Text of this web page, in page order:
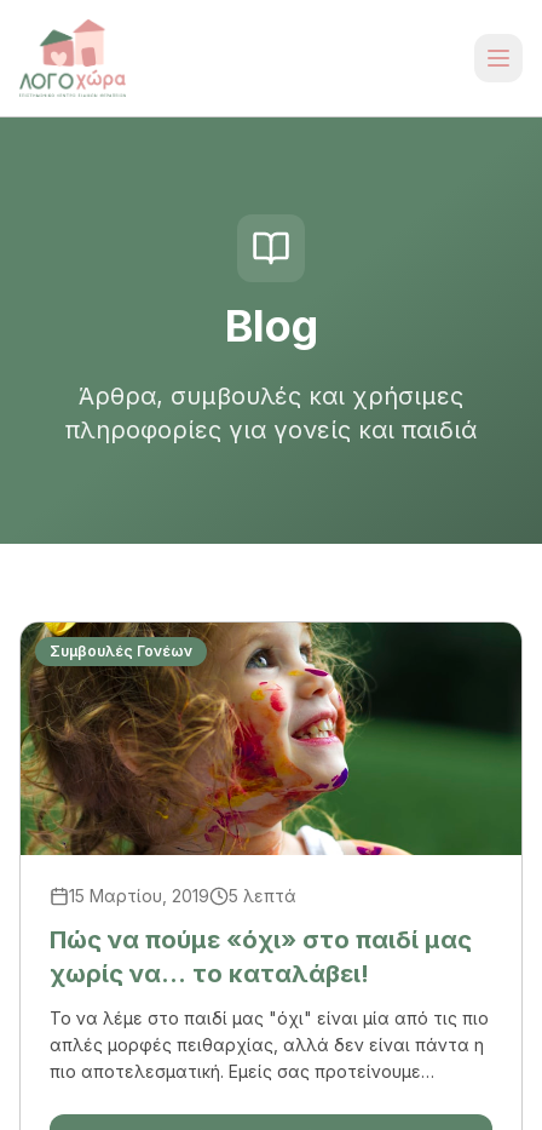
Blog
Άρθρα, συμβουλές και χρήσιμες
πληροφορίες για γονείς και παιδιά
Συμβουλές Γονέων
15 Μαρτίου, 2019 5 λεπτά
Πώς να πούμε «όχι» στο παιδί μας
χωρίς να… το καταλάβει!
Το να λέμε στο παιδί μας "όχι" είναι μία από τις πιο
απλές μορφές πειθαρχίας, αλλά δεν είναι πάντα η
πιο αποτελεσματική. Εμείς σας προτείνουμε